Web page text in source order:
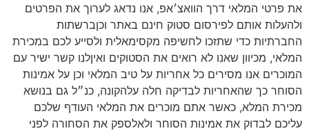
את פרטי המלאי דרך הוואצ׳אפ, אנו נדאג לערוך את הפרטים
ולהעלות אותם לפירסום סטוק חינם באתר וכןברשתות
החברתיות כדי שתזכו לחשיפה מקסימאלית ולסייע לכם במכירת
המלאי, מכיוון שאנו לא רואים את הסטוקים ואיןלנו קשר ישיר עם
המוכרים אנו מסירים כל אחריות על טיב המלאי וכן על אמינות
הסוחר כך שהאחריות לבדיקה חלה עלהקונה, כנ״ל גם בנושא
מכירת המלא, כאשר אתם מוכרים את המלאי העודף שלכם
עליכם לבדוק את אמינות הסוחר ולאלספק את הסחורה לפני